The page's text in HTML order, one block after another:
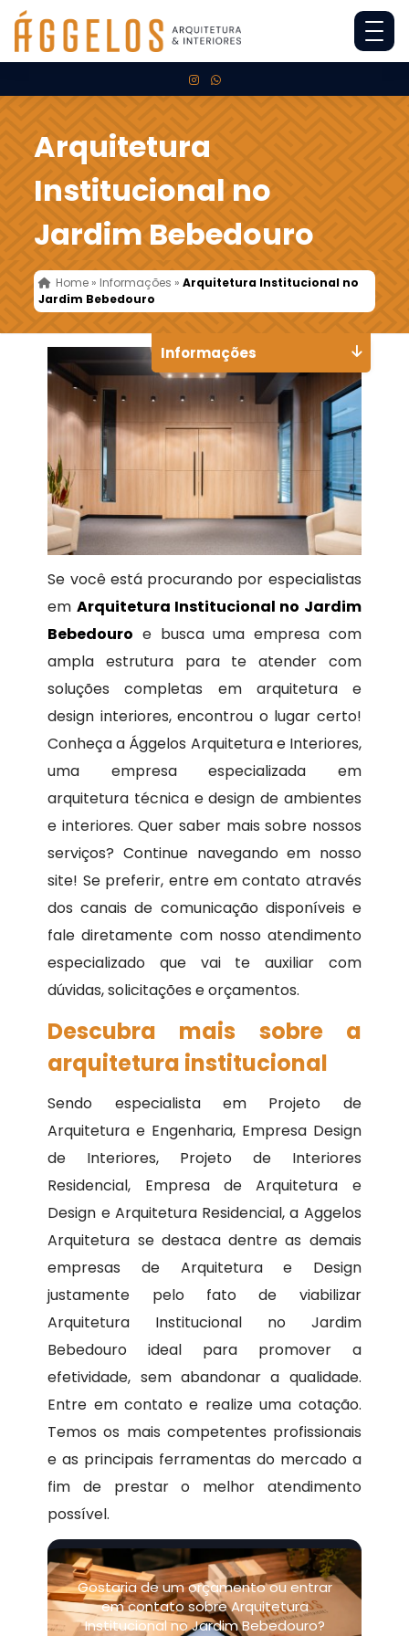
Arquitetura
Institucional no
Jardim Bebedouro
Home » Informações »Arquitetura Institucional no
Jardim Bebedouro
Se você está procurando por especialistas
em Arquitetura Institucional no Jardim
Bebedouro e busca uma empresa com
ampla estrutura para te atender com
soluções completas em arquitetura e
design interiores, encontrou o lugar certo!
Conheça a Ággelos Arquitetura e Interiores,
uma empresa especializada em
arquitetura técnica e design de ambientes
e interiores. Quer saber mais sobre nossos
serviços? Continue navegando em nosso
site! Se preferir, entre em contato através
dos canais de comunicação disponíveis e
fale diretamente com nosso atendimento
especializado que vai te auxiliar com
dúvidas, solicitações e orçamentos.
Descubra mais sobre a
arquitetura institucional
Sendo especialista em Projeto de
Arquitetura e Engenharia, Empresa Design
de Interiores, Projeto de Interiores
Residencial, Empresa de Arquitetura e
Design e Arquitetura Residencial, a Aggelos
Arquitetura se destaca dentre as demais
empresas de Arquitetura e Design
justamente pelo fato de viabilizar
Arquitetura Institucional no Jardim
Bebedouro ideal para promover a
efetividade, sem abandonar a qualidade.
Entre em contato e realize uma cotação.
Temos os mais competentes profissionais
e as principais ferramentas do mercado a
fim de prestar o melhor atendimento
possível.
Gostaria de um orçamento ou entrar
em contato sobre Arquitetura
Institucional no Jardim Bebedouro?
Informações